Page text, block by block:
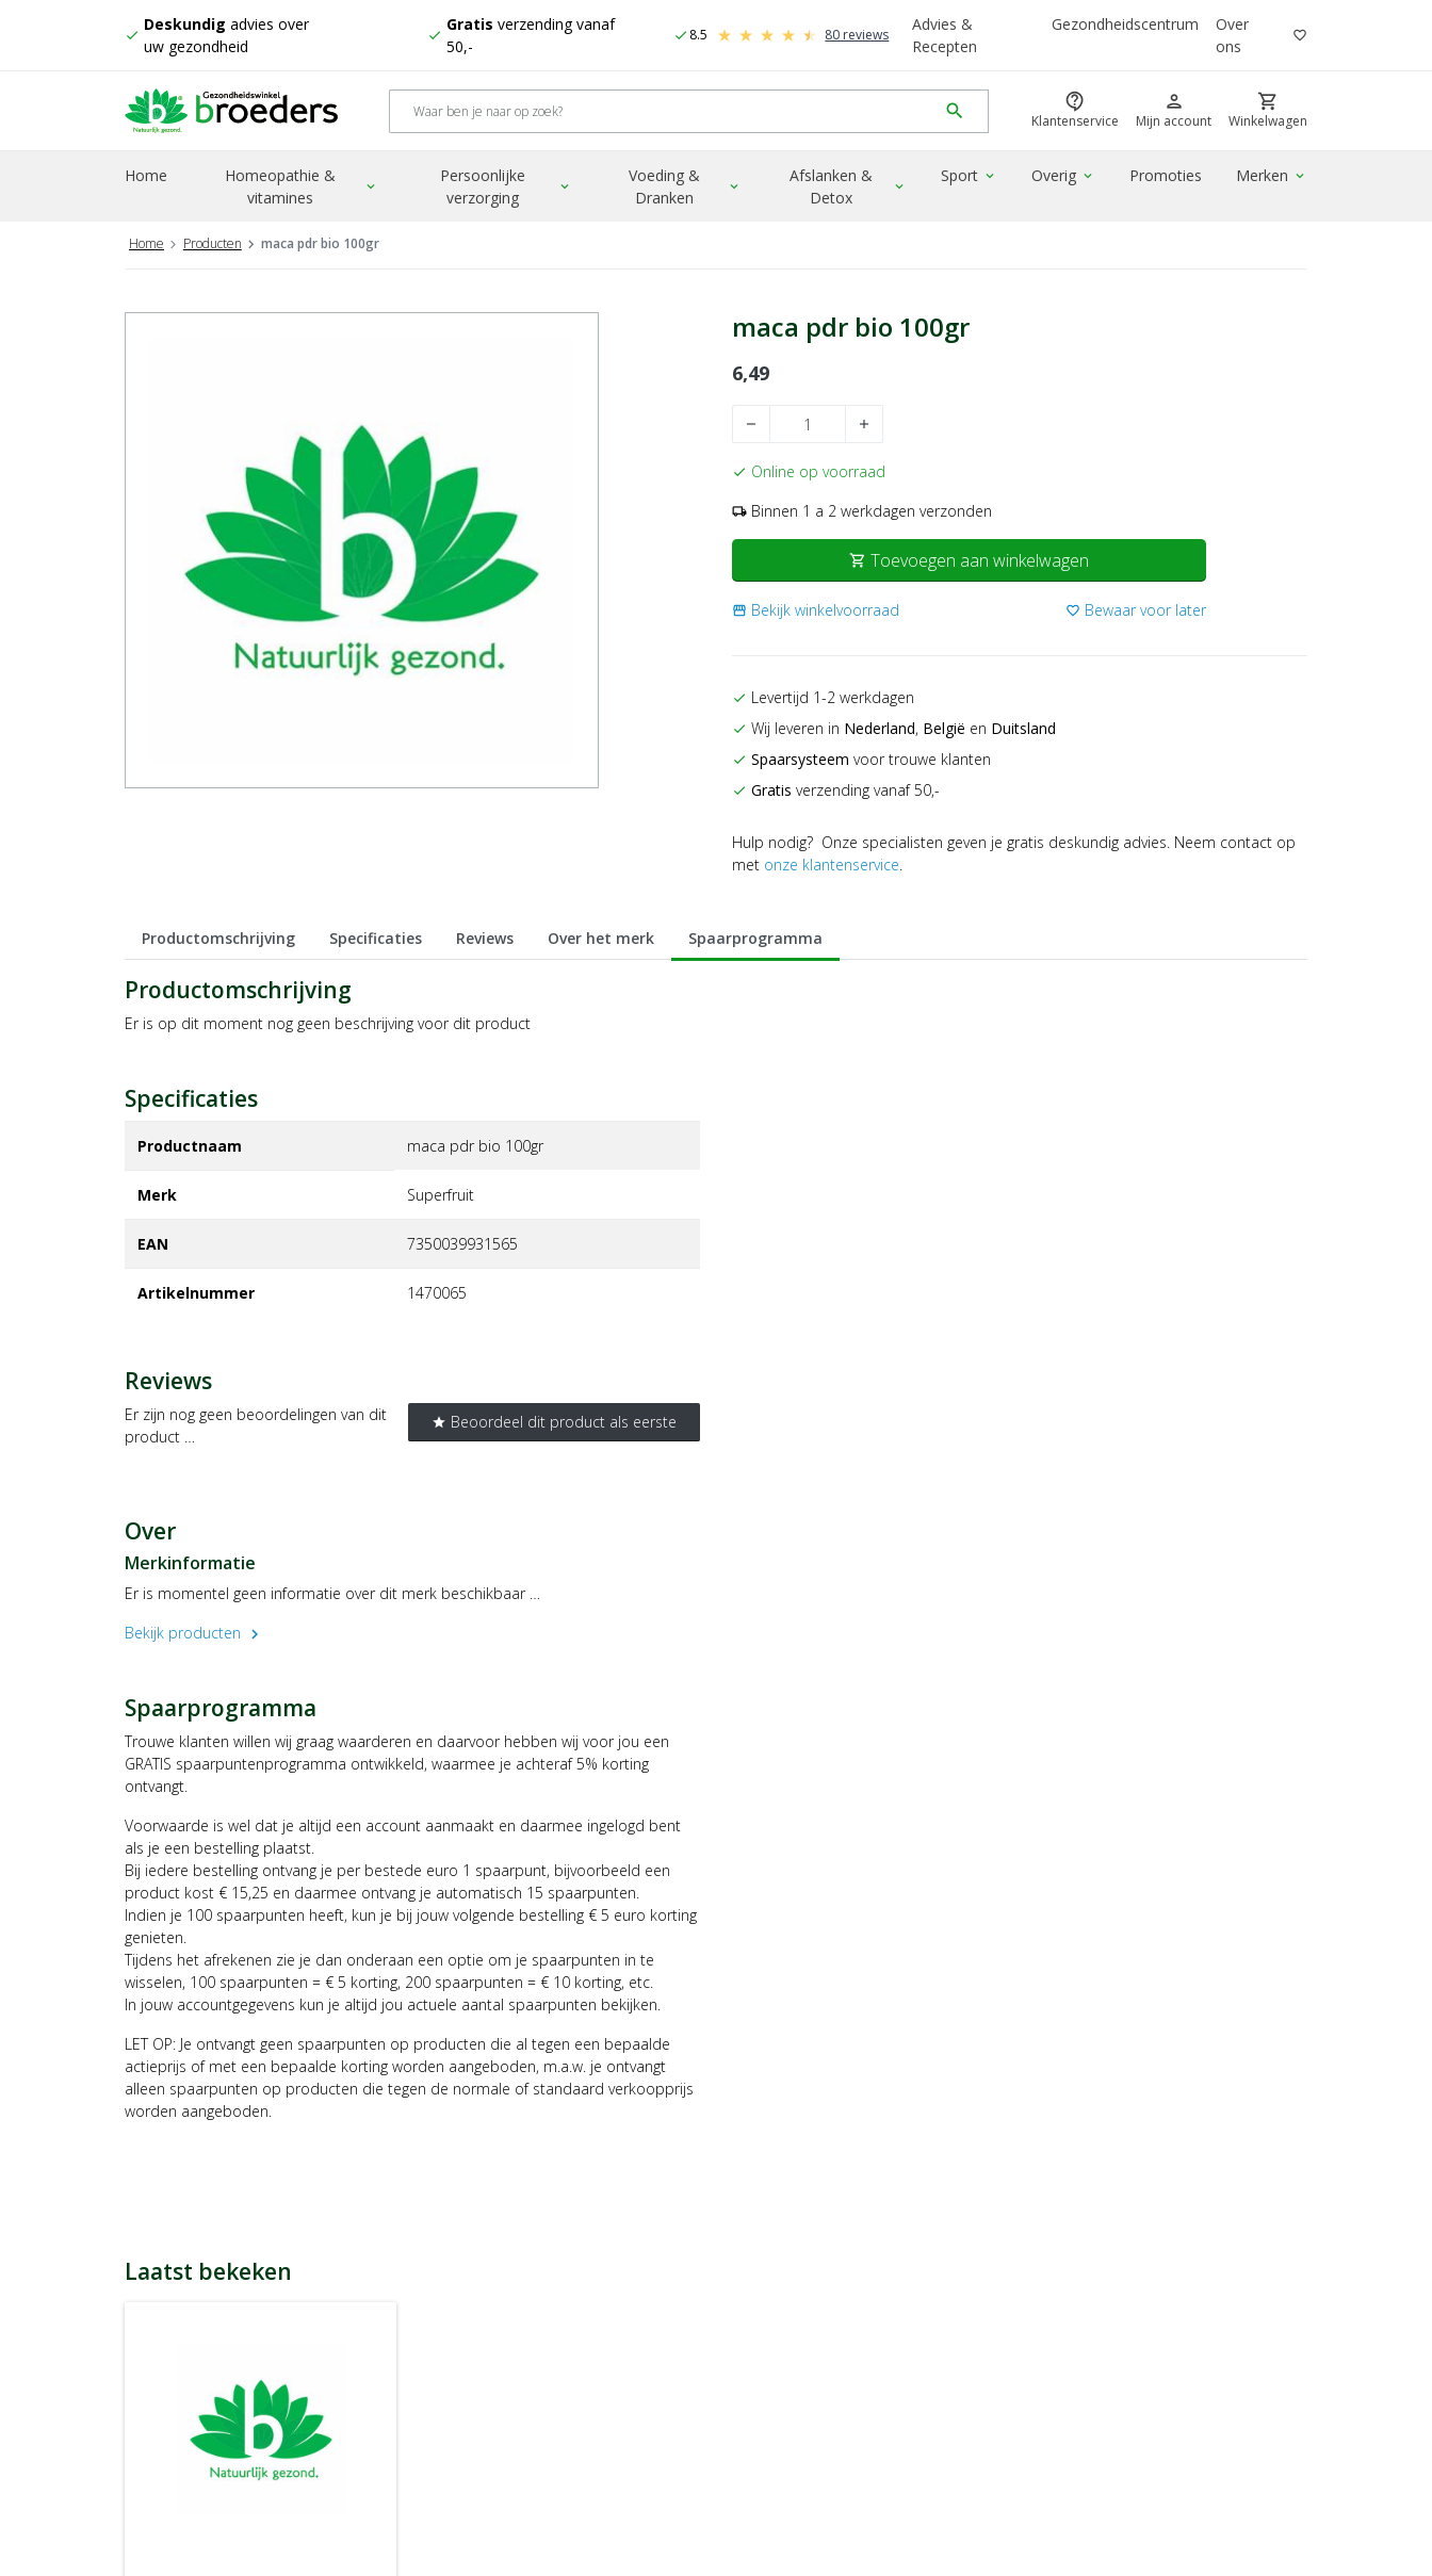
check
Deskundig advies over
uw gezondheid
check
Gratis verzending vanaf
50,-
check 8.5 80 reviews
Advies &
Recepten
Gezondheidscentrum
Over
ons
favorite_border
search contact_support
Klantenservice
person
Mijn account
shopping_cart
Winkelwagen
Home
Homeopathie &
vitamines
expand_more
Persoonlijke
verzorging
expand_more
Voeding &
Dranken
expand_more
Afslanken &
Detox
expand_more
Sport expand_more Overig expand_more Promoties Merken expand_more
Home Producten maca pdr bio 100gr
maca pdr bio 100gr
6,49
remove add
check Online op voorraad
local_shipping Binnen 1 a 2 werkdagen verzonden
shopping_cart Toevoegen aan winkelwagen
storefront Bekijk winkelvoorraad favorite_border Bewaar voor later
check Levertijd 1-2 werkdagen
check Wij leveren in Nederland, België en Duitsland
check Spaarsysteem voor trouwe klanten
check Gratis verzending vanaf 50,-
Hulp nodig? Onze specialisten geven je gratis deskundig advies. Neem contact op
met onze klantenservice.
Productomschrijving Specificaties Reviews Over het merk Spaarprogramma
Productomschrijving
Er is op dit moment nog geen beschrijving voor dit product
Specificaties
Productnaam maca pdr bio 100gr
Merk superfruit
EAN 7350039931565
Artikelnummer 1470065
Reviews
star Beoordeel dit product als eerste
Er zijn nog geen beoordelingen van dit
product …
Over
Merkinformatie
Er is momentel geen informatie over dit merk beschikbaar …
Bekijk producten
chevron_right
Spaarprogramma
Trouwe klanten willen wij graag waarderen en daarvoor hebben wij voor jou een
GRATIS spaarpuntenprogramma ontwikkeld, waarmee je achteraf 5% korting
ontvangt.
Voorwaarde is wel dat je altijd een account aanmaakt en daarmee ingelogd bent
als je een bestelling plaatst.
Bij iedere bestelling ontvang je per bestede euro 1 spaarpunt, bijvoorbeeld een
product kost € 15,25 en daarmee ontvang je automatisch 15 spaarpunten.
Indien je 100 spaarpunten heeft, kun je bij jouw volgende bestelling € 5 euro korting
genieten.
Tijdens het afrekenen zie je dan onderaan een optie om je spaarpunten in te
wisselen, 100 spaarpunten = € 5 korting, 200 spaarpunten = € 10 korting, etc.
In jouw accountgegevens kun je altijd jou actuele aantal spaarpunten bekijken.
LET OP: Je ontvangt geen spaarpunten op producten die al tegen een bepaalde
actieprijs of met een bepaalde korting worden aangeboden, m.a.w. je ontvangt
alleen spaarpunten op producten die tegen de normale of standaard verkoopprijs
worden aangeboden.
Laatst bekeken